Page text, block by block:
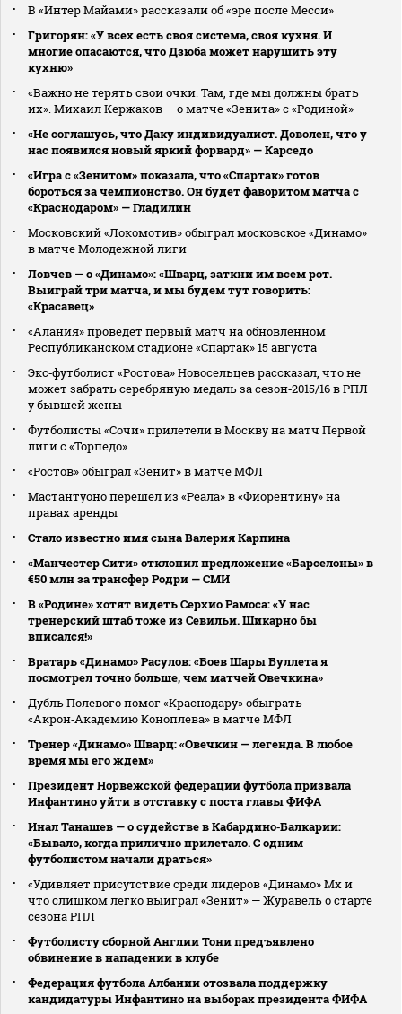
В «Интер Майами» рассказали об «эре после Месси»
Григорян: «У всех есть своя система, своя кухня. И
многие опасаются, что Дзюба может нарушить эту
кухню»
«Важно не терять свои очки. Там, где мы должны брать
их». Михаил Кержаков — о матче «Зенита» с «Родиной»
«Не соглашусь, что Даку индивидуалист. Доволен, что у
нас появился новый яркий форвард» — Карседо
«Игра с «Зенитом» показала, что «Спартак» готов
бороться за чемпионство. Он будет фаворитом матча с
«Краснодаром» — Гладилин
Московский «Локомотив» обыграл московское «Динамо»
в матче Молодежной лиги
Ловчев — о «Динамо»: «Шварц, заткни им всем рот.
Выиграй три матча, и мы будем тут говорить:
«Красавец»
«Алания» проведет первый матч на обновленном
Республиканском стадионе «Спартак» 15 августа
Экс‑футболист «Ростова» Новосельцев рассказал, что не
может забрать серебряную медаль за сезон‑2015/16 в РПЛ
у бывшей жены
Футболисты «Сочи» прилетели в Москву на матч Первой
лиги с «Торпедо»
«Ростов» обыграл «Зенит» в матче МФЛ
Мастантуоно перешел из «Реала» в «Фиорентину» на
правах аренды
Стало известно имя сына Валерия Карпина
«Манчестер Сити» отклонил предложение «Барселоны» в
€50 млн за трансфер Родри — СМИ
В «Родине» хотят видеть Серхио Рамоса: «У нас
тренерский штаб тоже из Севильи. Шикарно бы
вписался!»
Вратарь «Динамо» Расулов: «Боев Шары Буллета я
посмотрел точно больше, чем матчей Овечкина»
Дубль Полевого помог «Краснодару» обыграть
«Акрон‑Академию Коноплева» в матче МФЛ
Тренер «Динамо» Шварц: «Овечкин — легенда. В любое
время мы его ждем»
Президент Норвежской федерации футбола призвала
Инфантино уйти в отставку с поста главы ФИФА
Инал Танашев — о судействе в Кабардино‑Балкарии:
«Бывало, когда прилично прилетало. С одним
футболистом начали драться»
«Удивляет присутствие среди лидеров «Динамо» Мх и
что слишком легко выиграл «Зенит» — Журавель о старте
сезона РПЛ
Футболисту сборной Англии Тони предъявлено
обвинение в нападении в клубе
Федерация футбола Албании отозвала поддержку
кандидатуры Инфантино на выборах президента ФИФА